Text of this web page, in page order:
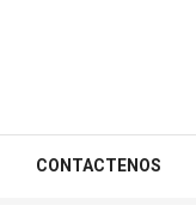
CONTACTENOS